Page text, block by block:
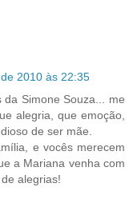
2010 às 22:35
Simone Souza... me
alegria, que emoção,
de ser mãe.
e vocês merecem
a Mariana venha com
alegrias!